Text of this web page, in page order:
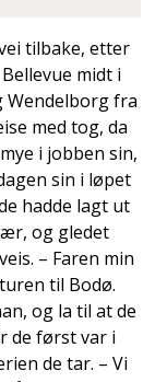
tilbake, etter
midt i
Wendelborg fra
med tog, da
i jobben sin,
sin i løpet
hadde lagt ut
og gledet
– Faren min
til Bodø.
og la til at de
de først var i
de tar. – Vi